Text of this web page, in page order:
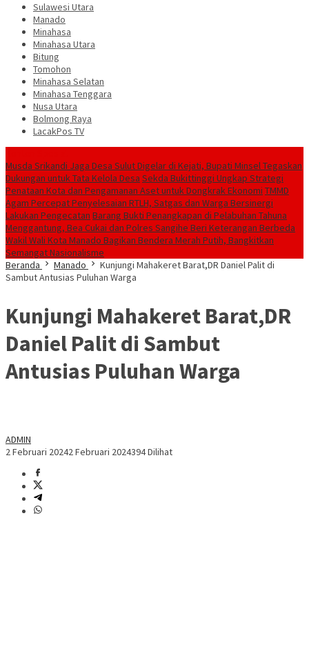
Sulawesi Utara
Manado
Minahasa
Minahasa Utara
Bitung
Tomohon
Minahasa Selatan
Minahasa Tenggara
Nusa Utara
Bolmong Raya
LacakPos TV
Musda Srikandi Jaga Desa Sulut Digelar di Kejati, Bupati Minsel Tegaskan
Dukungan untuk Tata Kelola Desa Sekda Bukittinggi Ungkap Strategi
Penataan Kota dan Pengamanan Aset untuk Dongkrak Ekonomi TMMD
Agam Percepat Penyelesaian RTLH, Satgas dan Warga Bersinergi
Lakukan Pengecatan Barang Bukti Penangkapan di Pelabuhan Tahuna
Menggantung, Bea Cukai dan Polres Sangihe Beri Keterangan Berbeda
Wakil Wali Kota Manado Bagikan Bendera Merah Putih, Bangkitkan
Semangat Nasionalisme
Beranda
Manado
Kunjungi Mahakeret Barat,DR Daniel Palit di
Sambut Antusias Puluhan Warga
Kunjungi Mahakeret Barat,DR
Daniel Palit di Sambut
Antusias Puluhan Warga
ADMIN
2 Februari 20242 Februari 2024394 Dilihat